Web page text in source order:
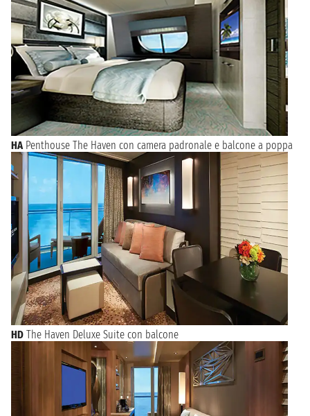
HA Penthouse The Haven con camera padronale e balcone a poppa
HD The Haven Deluxe Suite con balcone